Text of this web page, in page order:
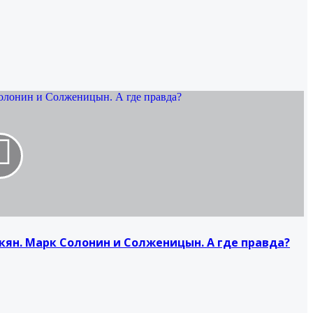
и Солженицын. А где правда?
Марк Солонин и Солженицын. А где правда?